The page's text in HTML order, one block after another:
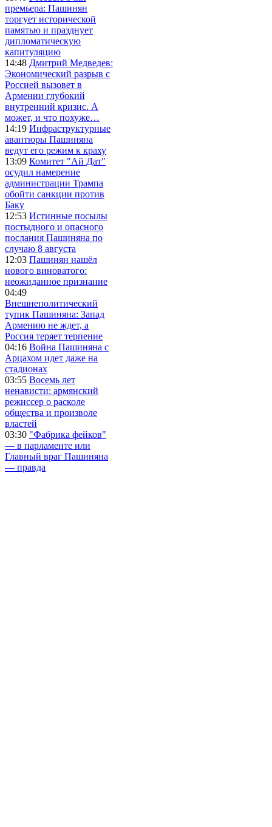
премьера: Пашинян
торгует исторической
памятью и празднует
дипломатическую
капитуляцию
14:48 Дмитрий Медведев:
Экономический разрыв с
Россией вызовет в
Армении глубокий
внутренний кризис. А
может, и что похуже…
14:19 Инфраструктурные
авантюры Пашиняна
ведут его режим к краху
13:09 Комитет "Ай Дат"
осудил намерение
администрации Трампа
обойти санкции против
Баку
12:53 Истинные посылы
постыдного и опасного
послания Пашиняна по
случаю 8 августа
12:03 Пашинян нашёл
нового виноватого:
неожиданное признание
04:49
Внешнеполитический
тупик Пашиняна: Запад
Армению не ждет, а
Россия теряет терпение
04:16 Война Пашиняна с
Арцахом идет даже на
стадионах
03:55 Восемь лет
ненависти: армянский
режиссер о расколе
общества и произволе
властей
03:30 "Фабрика фейков"
— в парламенте или
Главный враг Пашиняна
— правда